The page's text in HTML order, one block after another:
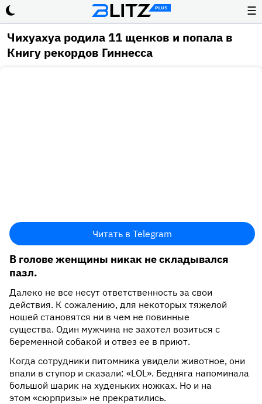
☰
Чихуахуа родила 11 щенков и попала в
Книгу рекордов Гиннесса
Читать в Telegram
В голове женщины никак не складывался
пазл.
Далеко не все несут ответственность за свои
действия. К сожалению, для некоторых тяжелой
ношей становятся ни в чем не повинные
существа. Один мужчина не захотел возиться с
беременной собакой и отвез ее в приют.
Когда сотрудники питомника увидели животное, они
впали в ступор и сказали: «LOL». Бедняга напоминала
большой шарик на худеньких ножках. Но и на
этом «сюрпризы» не прекратились.